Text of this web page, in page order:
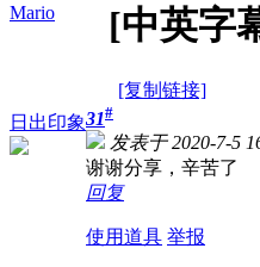
Mario
[中英字
[复制链接]
日出印象31#
发表于 2020-7-5
谢谢分享，辛苦了
回复
使用道具 举报